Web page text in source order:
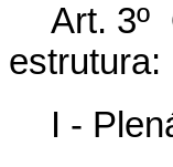
Art. 3º
estrutura:
I -